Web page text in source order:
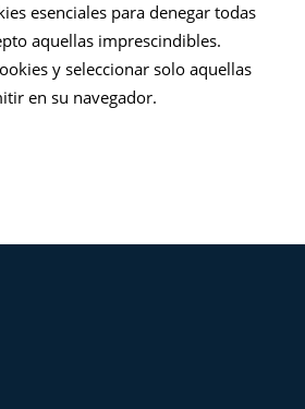
esenciales para denegar todas
aquellas imprescindibles.
y seleccionar solo aquellas
en su navegador.